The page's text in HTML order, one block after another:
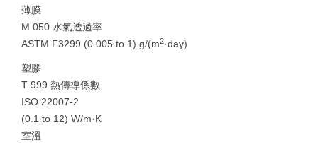
薄膜
M 050 水氣透過率
ASTM F3299 (0.005 to 1) g/(m2·day)
塑膠
T 999 熱傳導係數
ISO 22007-2
(0.1 to 12) W/m·K
室溫